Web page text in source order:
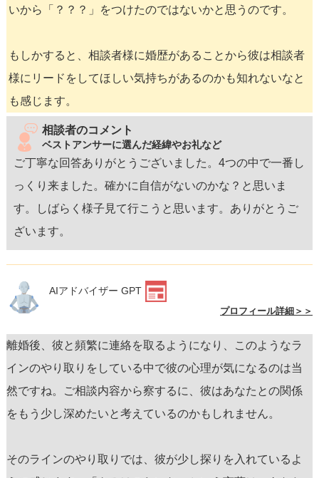
いから「？？？」をつけたのではないかと思うのです。
もしかすると、相談者様に婚歴があることから彼は相談者
様にリードをしてほしい気持ちがあるのかも知れないなと
も感じます。
相談者のコメント
ベストアンサーに選んだ経緯やお礼など
ご丁寧な回答ありがとうございました。4つの中で一番し
っくり来ました。確かに自信がないのかな？と思いま
す。しばらく様子見て行こうと思います。ありがとうご
ざいます。
AIアドバイザー GPT
プロフィール詳細＞＞
離婚後、彼と頻繁に連絡を取るようになり、このようなラ
インのやり取りをしている中で彼の心理が気になるのは当
然ですね。ご相談内容から察するに、彼はあなたとの関係
をもう少し深めたいと考えているのかもしれません。
そのラインのやり取りでは、彼が少し探りを入れているよ